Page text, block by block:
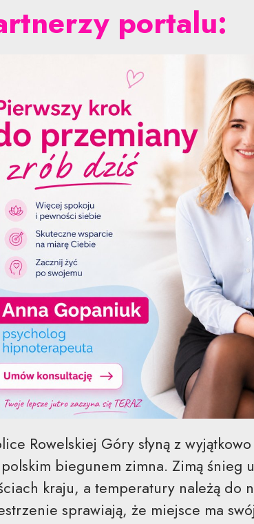
portalu:
Rowelskiej Góry słyną z
biegunem zimna. Zimą śnieg
kraju, a temperatury należą do
sprawiają, że miejsce ma